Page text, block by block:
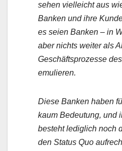
sehen vielleicht aus
Banken und ihre
es seien Banken – in
aber nichts weiter als
Geschäftsprozesse
emulieren.
Diese Banken haben
kaum Bedeutung, und
besteht lediglich noch
den Status Quo